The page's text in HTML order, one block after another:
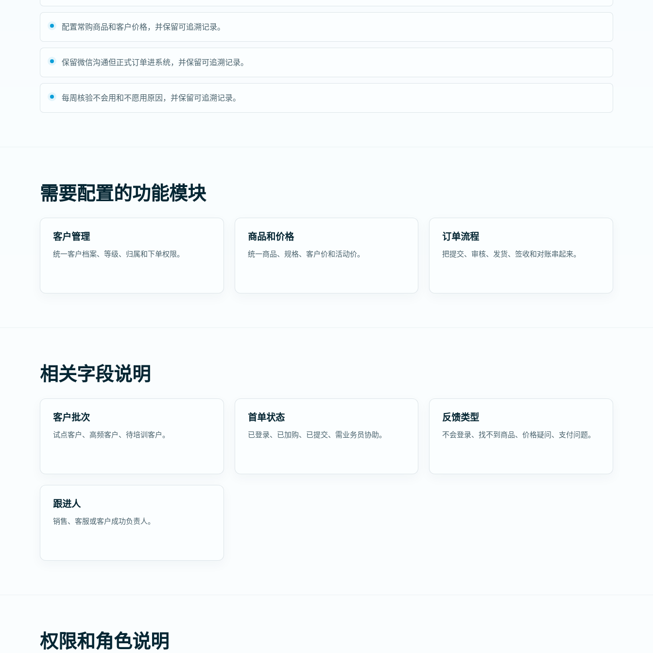
配置常购商品和客户价格，并保留可追溯记录。
保留微信沟通但正式订单进系统，并保留可追溯记录。
每周核验不会用和不愿用原因，并保留可追溯记录。
需要配置的功能模块
客户管理
统一客户档案、等级、归属和下单权限。
商品和价格
统一商品、规格、客户价和活动价。
订单流程
把提交、审核、发货、签收和对账串起来。
相关字段说明
客户批次
试点客户、高频客户、待培训客户。
首单状态
已登录、已加购、已提交、需业务员协助。
反馈类型
不会登录、找不到商品、价格疑问、支付问题。
跟进人
销售、客服或客户成功负责人。
权限和角色说明